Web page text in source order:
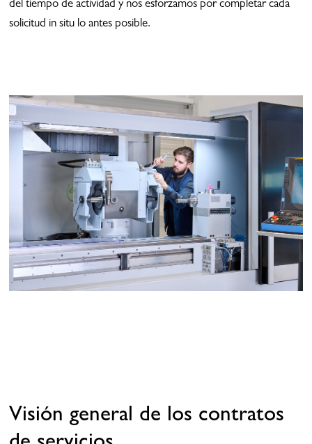
del tiempo de actividad y nos esforzamos por completar cada
solicitud in situ lo antes posible.
Visión general de los contratos